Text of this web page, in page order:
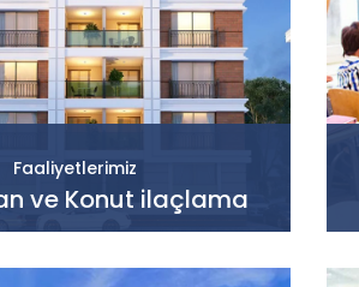
Faaliyetlerimiz
ve Konut ilaçlama